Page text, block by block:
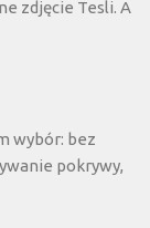
zdjęcie Tesli. A
wybór: bez
pokrywy,